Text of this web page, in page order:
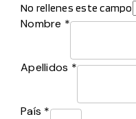
No rellenes este campo
Nombre *
Apellidos *
País *